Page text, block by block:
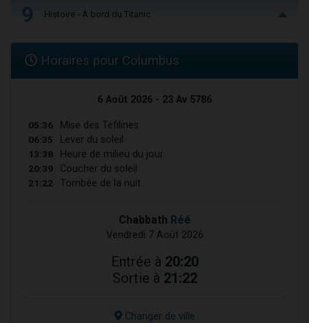
9 Histoire - À bord du Titanic
Horaires pour Columbus
6 Août 2026 - 23 Av 5786
05:36 Mise des Téfilines
06:35 Lever du soleil
13:38 Heure de milieu du jour
20:39 Coucher du soleil
21:22 Tombée de la nuit
Chabbath Réé
Vendredi 7 Août 2026
Entrée à 20:20
Sortie à 21:22
Changer de ville